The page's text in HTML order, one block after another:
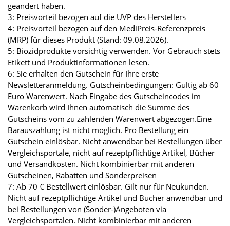
geändert haben.
3: Preisvorteil bezogen auf die UVP des Herstellers
4: Preisvorteil bezogen auf den MediPreis-Referenzpreis
(MRP) für dieses Produkt (Stand: 09.08.2026).
5: Biozidprodukte vorsichtig verwenden. Vor Gebrauch stets
Etikett und Produktinformationen lesen.
6: Sie erhalten den Gutschein für Ihre erste
Newsletteranmeldung. Gutscheinbedingungen: Gültig ab 60
Euro Warenwert. Nach Eingabe des Gutscheincodes im
Warenkorb wird Ihnen automatisch die Summe des
Gutscheins vom zu zahlenden Warenwert abgezogen.Eine
Barauszahlung ist nicht möglich. Pro Bestellung ein
Gutschein einlösbar. Nicht anwendbar bei Bestellungen über
Vergleichsportale, nicht auf rezeptpflichtige Artikel, Bücher
und Versandkosten. Nicht kombinierbar mit anderen
Gutscheinen, Rabatten und Sonderpreisen
7: Ab 70 € Bestellwert einlösbar. Gilt nur für Neukunden.
Nicht auf rezeptpflichtige Artikel und Bücher anwendbar und
bei Bestellungen von (Sonder-)Angeboten via
Vergleichsportalen. Nicht kombinierbar mit anderen